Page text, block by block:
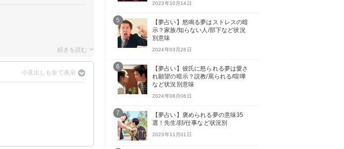
2023年10月14日
5
【夢占い】怒鳴る夢はストレスの暗
示？家族/知らない人/部下など状況
別意味
2024年03月26日
6
【夢占い】彼氏に怒られる夢は愛さ
れ願望の暗示？説教/罵られる/喧嘩
など状況別意味
2024年08月06日
7
【夢占い】褒められる夢の意味35
選！先生/顔/仕事など状況別
2023年11月01日